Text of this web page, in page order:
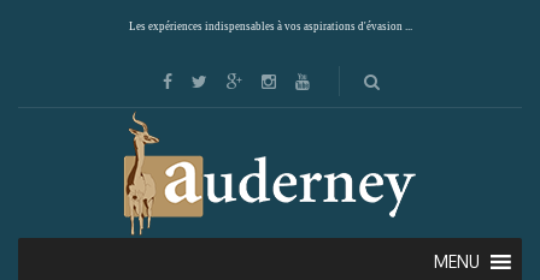
Les expériences indispensables à vos aspirations d'évasion ...
MENU